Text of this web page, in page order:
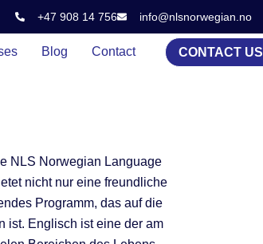
+47 908 14 756 info@nlsnorwegian.no
Blog Contact CONTACT US
NLS Norwegian Language
nicht nur eine freundliche
Programm, das auf die
ist. Englisch ist eine der am